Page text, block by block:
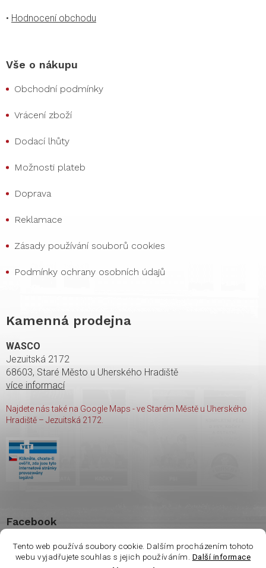
Tento web používá soubory cookie. Dalším procházením tohoto
webu vyjadřujete souhlas s jejich používáním. Další informace
• Hodnocení obchodu
Vše o nákupu
Obchodní podmínky
Vrácení zboží
Dodací lhůty
Možnosti plateb
Doprava
Reklamace
Zásady používání souborů cookies
Podmínky ochrany osobních údajů
Kamenná prodejna
WASCO
Jezuitská 2172
68603, Staré Město u Uherského Hradiště
více informací
Najdete nás také na Google Maps - ve Starém Městě u Uherského
Hradiště – Jezuitská 2172.
Facebook